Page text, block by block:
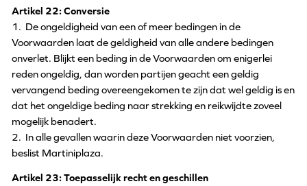
Artikel 22: Conversie
1. De ongeldigheid van een of meer bedingen in de
Voorwaarden laat de geldigheid van alle andere bedingen
onverlet. Blijkt een beding in de Voorwaarden om enigerlei
reden ongeldig, dan worden partijen geacht een geldig
vervangend beding overeengekomen te zijn dat wel geldig is en
dat het ongeldige beding naar strekking en reikwijdte zoveel
mogelijk benadert.
2. In alle gevallen waarin deze Voorwaarden niet voorzien,
beslist Martiniplaza.
Artikel 23: Toepasselijk recht en geschillen